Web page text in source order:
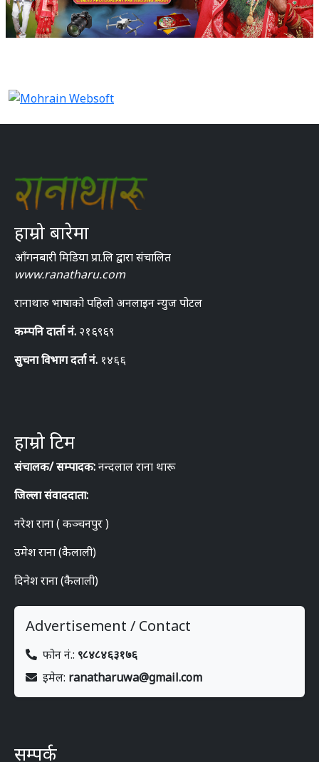
हाम्रो बारेमा
आँगनबारी मिडिया प्रा.लि द्वारा संचालित
www.ranatharu.com
रानाथारु भाषाको पहिलो अनलाइन न्युज पोटल
कम्पनि दार्ता नं. २१६९६९
सुचना विभाग दर्ता नं. १४६६
हाम्रो टिम
संचालक/ सम्पादक:नन्दलाल राना थारू
जिल्ला संवाददाता:
नरेश राना ( कञ्चनपुर )
उमेश राना (कैलाली)
दिनेश राना (कैलाली)
Advertisement / Contact
फोन नं.: ९८४८४६३१७६
इमेल: ranatharuwa@gmail.com
सम्पर्क